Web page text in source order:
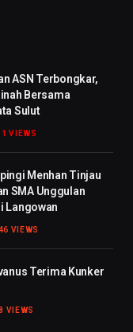
ASN Terbongkar,
Bersama
Sulut
VIEWS
Menhan Tinjau
SMA Unggulan
Langowan
VIEWS
Terima Kunker
VIEWS